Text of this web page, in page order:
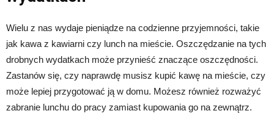
Wielu z nas wydaje pieniądze na codzienne przyjemności, takie
jak kawa z kawiarni czy lunch na mieście. Oszczędzanie na tych
drobnych wydatkach może przynieść znaczące oszczędności.
Zastanów się, czy naprawdę musisz kupić kawę na mieście, czy
może lepiej przygotować ją w domu. Możesz również rozważyć
zabranie lunchu do pracy zamiast kupowania go na zewnątrz.